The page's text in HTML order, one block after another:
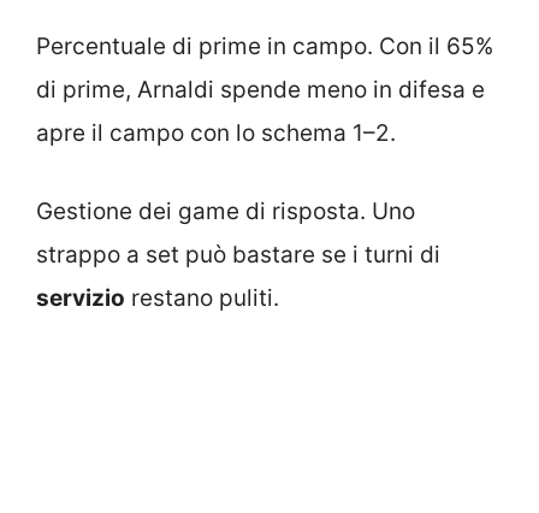
Percentuale di prime in campo. Con il 65%
di prime, Arnaldi spende meno in difesa e
apre il campo con lo schema 1–2.
Gestione dei game di risposta. Uno
strappo a set può bastare se i turni di
servizio restano puliti.